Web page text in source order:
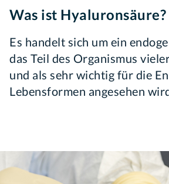
Was ist Hyaluronsäure?
Es handelt sich um ein
das Teil des Organismus
und als sehr wichtig für die
Lebensformen angesehen